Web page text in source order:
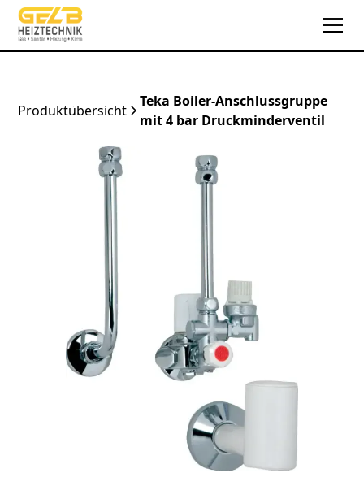
Produktübersicht
Teka Boiler-Anschlussgruppe
mit 4 bar Druckminderventil